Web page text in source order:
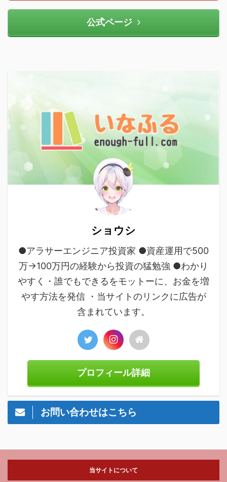
公式ページ
ショウシ
●アラサーエンジニア投資家 ●資産運用で500
万→100万円の経験から投資の猛勉強 ●わかり
やすく・誰でもできるをモットーに、お金を増
やす方法を発信 ・当サイトのリンクに広告が
含まれています。
プロフィール詳細
お問い合わせはこちら
当サイトについて